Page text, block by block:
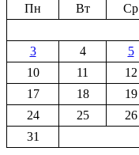
Пн
Вт Ср
3
4 5
10
11 12
17
18 19
24
25 26
31